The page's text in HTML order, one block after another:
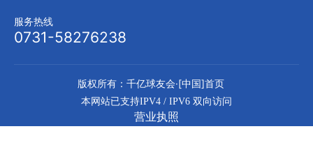
服务热线
0731-58276238
版权所有：千亿球友会·[中国]首页
本网站已支持IPV4 / IPV6 双向访问
营业执照